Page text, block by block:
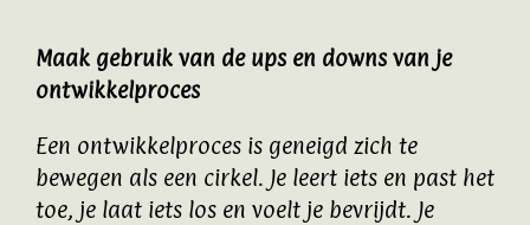
Maak gebruik van de ups en downs van je
ontwikkelproces
Een ontwikkelproces is geneigd zich te
bewegen als een cirkel. Je leert iets en past het
toe, je laat iets los en voelt je bevrijdt. Je